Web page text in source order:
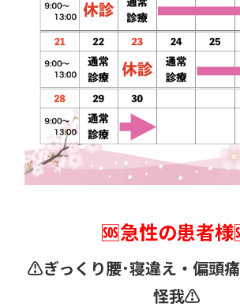
🆘急性の患者様
⚠️ぎっくり腰･寝違え・ 偏頭
怪我⚠️